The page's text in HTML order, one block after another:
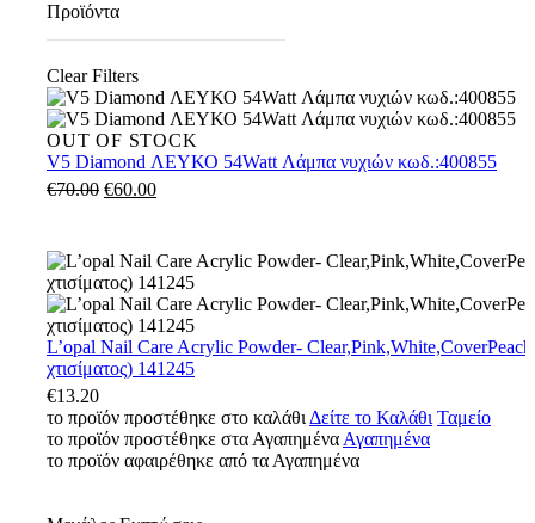
Προϊόντα
Clear Filters
V5
Diamond
ΛΕΥΚΟ
νυχιών
κωδ.:400855
OUT OF STOCK
V5 Diamond ΛΕΥΚΟ 54Watt Λάμπα νυχιών κωδ.:400855
€70.00 Original
€70.00.
€60.00
είναι:
€60.00.
L’opal
Nail
Care
Acrylic
Powder-
Clear,Pink,White,CoverPeach-
L’opal Nail Care Acrylic Powder-
χτισίματος) 141245
€13.20
το προϊόν προστέθηκε στο καλάθι Δείτε το Καλάθι Ταμείο
το προϊόν προστέθηκε στα Αγαπημένα Αγαπημένα
το προϊόν αφαιρέθηκε από τα Αγαπημένα